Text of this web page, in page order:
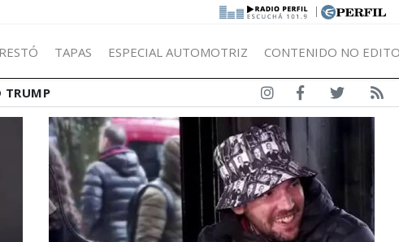
|
RESTÓ TAPAS ESPECIAL AUTOMOTRIZ CONTENIDO NO
TRUMP